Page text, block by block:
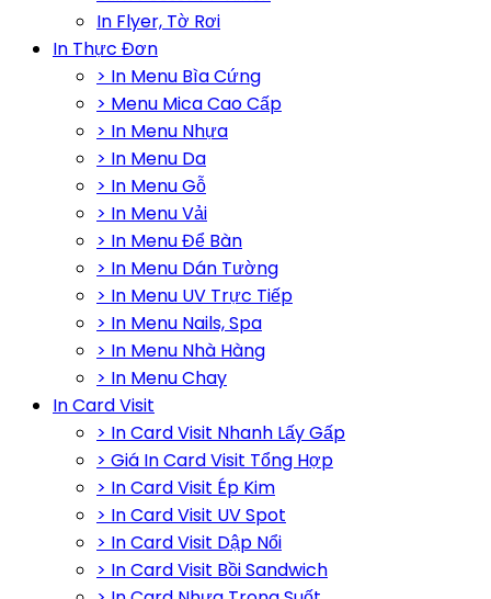
In Flyer, Tờ Rơi
In Thực Đơn
> In Menu Bìa Cứng
> Menu Mica Cao Cấp
> In Menu Nhựa
> In Menu Da
> In Menu Gỗ
> In Menu Vải
> In Menu Để Bàn
> In Menu Dán Tường
> In Menu UV Trực Tiếp
> In Menu Nails, Spa
> In Menu Nhà Hàng
> In Menu Chay
In Card Visit
> In Card Visit Nhanh Lấy Gấp
> Giá In Card Visit Tổng Hợp
> In Card Visit Ép Kim
> In Card Visit UV Spot
> In Card Visit Dập Nổi
> In Card Visit Bồi Sandwich